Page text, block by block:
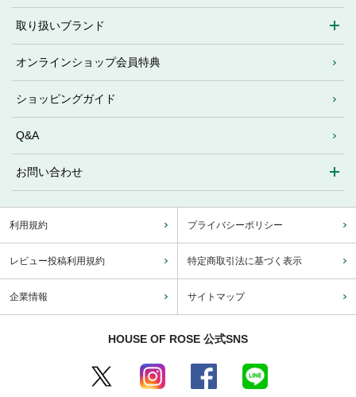
取り扱いブランド
オンラインショップ会員特典
ショッピングガイド
Q&A
お問い合わせ
利用規約 プライバシーポリシー
レビュー投稿利用規約 特定商取引法に基づく表示
企業情報 サイトマップ
HOUSE OF ROSE 公式SNS